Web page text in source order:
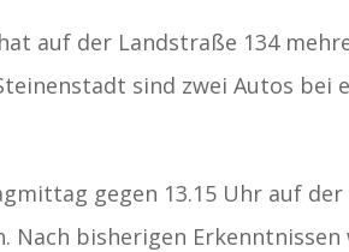
auf der Landstraße 134
sind zwei Autos bei
gegen 13.15 Uhr auf der
Nach bisherigen